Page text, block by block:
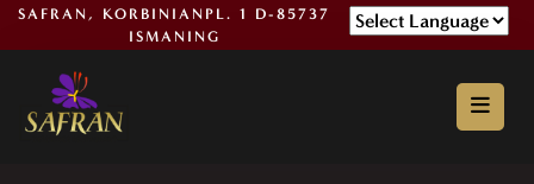
SAFRAN, KORBINIANPL. 1 D-85737
ISMANING
Powered by